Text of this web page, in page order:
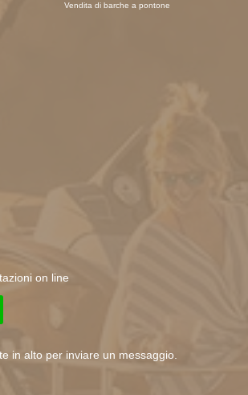
Vendita di barche a pontone
on line
in alto per inviare un messaggio.